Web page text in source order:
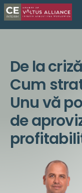
De la
Cum
Unu vă
de